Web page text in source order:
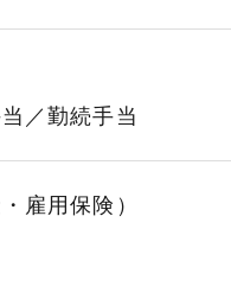
／勤続手当
雇用保険）